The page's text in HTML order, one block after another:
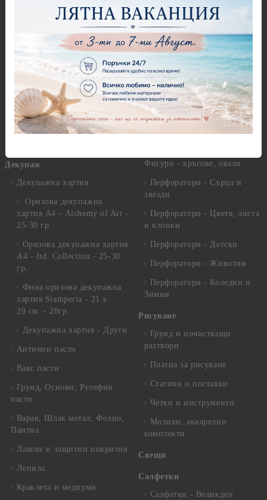
Елементи от полимерна
глина и полирезин
Пластични елементи
Инструменти за моделиране
Молдове и шаблони
Глина
Самосъхнеща глина
Полимерна Глина
Приложни техники и
Декупаж
Декупажна хартия
Оризова декупажна
хартия А4 - Alchemy of Art -
25-30 гр.
Оризова декупажна хартия
А4 - Itd. Collection - 25-30
гр.
Фина оризова декупажна
хартия Stamperia - 21 х
29.см. - 28гр.
Декупажна хартия - Други
Антични пасти
Вакс пасти
Грунд, Основи, Релефни
пасти
Варак, Шлак метал, Фолио,
Пантна
Лакове и защитни покрития
Лепила
Краклета и медиуми
Плат, органза, зебло,
целофан
Пънчове Перфоратори
Перфоратори до 2,50 см
Перфоратори 2,50 см
Перфоратори над 2,50 см
Бордюрни пънчове
Ъглови перфоратори
Фигури - кръгове, овали
Перфоратори - Сърца и
звезди
Перфоратори - Цветя, листа
и клонки
Перфоратори - Детски
Перфоратори - Животни
Перфоратори - Коледни и
Зимни
Рисуване
Грунд и почистващи
разтвори
Платна за рисуване
Стативи и поставки
Четки и инструменти
Моливи, акварелни
комплекти
Свещи
Салфетки
Салфетки - Великден